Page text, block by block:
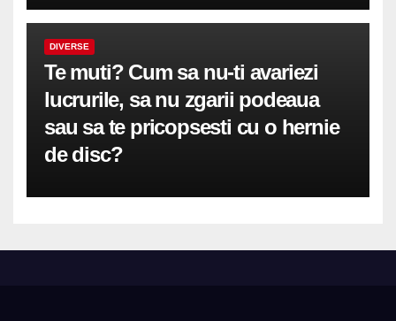
DIVERSE
Te muti? Cum sa nu-ti avariezi
lucrurile, sa nu zgarii podeaua
sau sa te pricopsesti cu o hernie
de disc?